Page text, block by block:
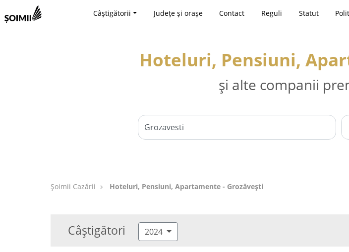
Câștigătorii Județe și orașe Contact Reguli Statut
Hoteluri, Pensiuni,
și alte companii
Șoimii Cazării Hoteluri, Pensiuni, Apartamente - Grozăveşti
Câștigători 2024